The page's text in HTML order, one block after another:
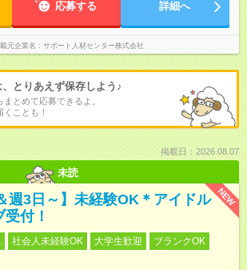
応募する 詳細へ
元企業名 サポート人材センター株式会社
、とりあえず保存しよう♪
とめて応募できるよ。
ことも！
掲載日：2026.08.07
未読
NEW
週3日～】未経験OK＊アイドル
付！
社会人未経験OK 大学生歓迎
ブランクOK